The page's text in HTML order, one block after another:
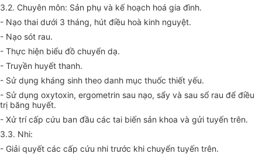
3.2. Chuyên môn: Sản phụ và kế hoạch hoá gia đình.
- Nạo thai dưới 3 tháng, hút điều hoà kinh nguyệt.
- Nạo sót rau.
- Thực hiện biểu đồ chuyển dạ.
- Truyền huyết thanh.
- Sử dụng kháng sinh theo danh mục thuốc thiết yếu.
- Sử dụng oxytoxin, ergometrin sau nạo, sẩy và sau sổ rau để điều
trị băng huyết.
- Xử trí cấp cứu ban đầu các tai biến sản khoa và gửi tuyến trên.
3.3. Nhi:
- Giải quyết các cấp cứu nhi trước khi chuyển tuyến trên.